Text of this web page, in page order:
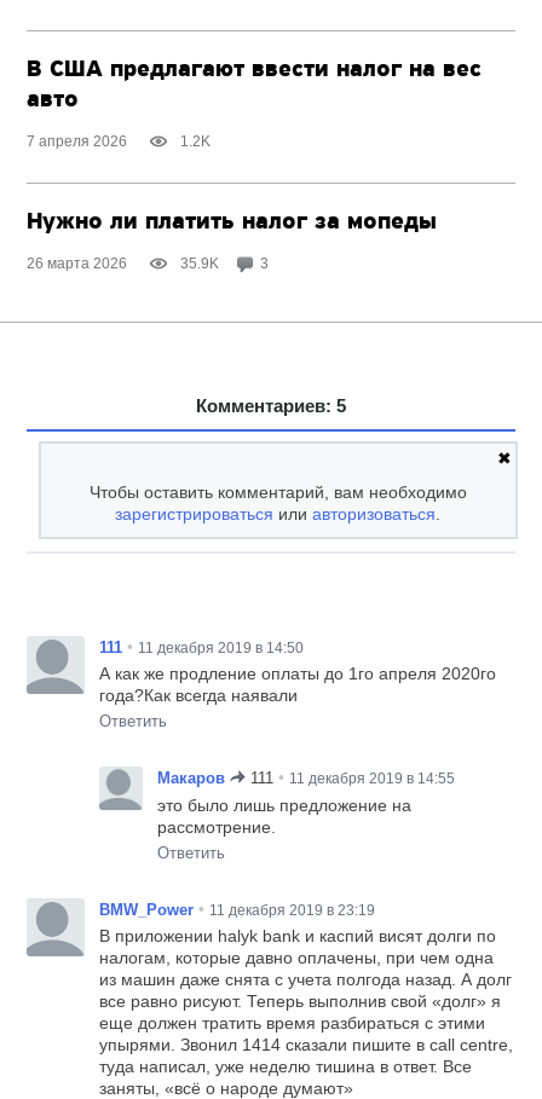
В США предлагают ввести налог на вес
авто
7 апреля 2026 1.2K
Нужно ли платить налог за мопеды
26 марта 2026 35.9K 3
Комментариев: 5
✖
Чтобы оставить комментарий, вам необходимо
зарегистрироваться илиавторизоваться.
111 • 11 декабря 2019 в 14:50
А как же продление оплаты до 1го апреля 2020го
года?Как всегда наявали
Ответить
Макаров 111 • 11 декабря 2019 в 14:55
это было лишь предложение на
рассмотрение.
Ответить
BMW_Power • 11 декабря 2019 в 23:19
В приложении halyk bank и каспий висят долги по
налогам, которые давно оплачены, при чем одна
из машин даже снята с учета полгода назад. А долг
все равно рисуют. Теперь выполнив свой «долг» я
еще должен тратить время разбираться с этими
упырями. Звонил 1414 сказали пишите в call centre,
туда написал, уже неделю тишина в ответ. Все
заняты, «всё о народе думают»